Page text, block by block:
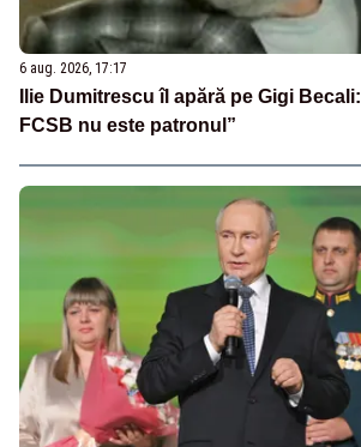
6 aug. 2026, 17:17
Ilie Dumitrescu îl apără pe Gigi
FCSB nu este patronul”